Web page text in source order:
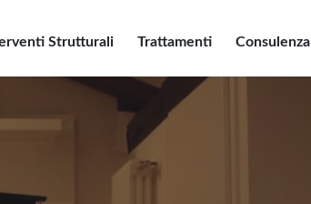
Strutturali Trattamenti Consulenza